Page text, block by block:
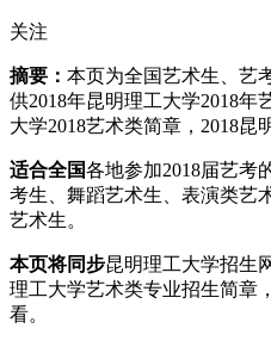
关注
摘要： 本页为全国艺术生、艺
供2018年昆明理工大学2018年
大学2018艺术类简章，2018昆
适合全国各地参加2018届艺考
考生、舞蹈艺术生、表演类艺
艺术生。
本页将同步昆明理工大学招生
理工大学艺术类专业招生简章
看。